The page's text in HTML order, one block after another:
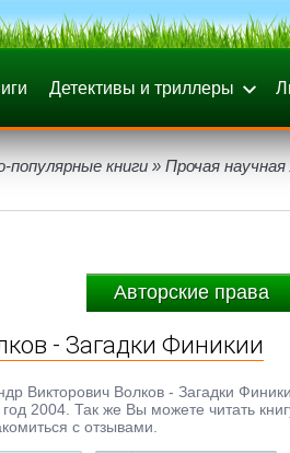
Детективы и триллеры
популярные книги » Прочая
Авторские права
- Загадки Финикии
Викторович Волков - Загадки
2004. Так же Вы можете читать
с отзывами.